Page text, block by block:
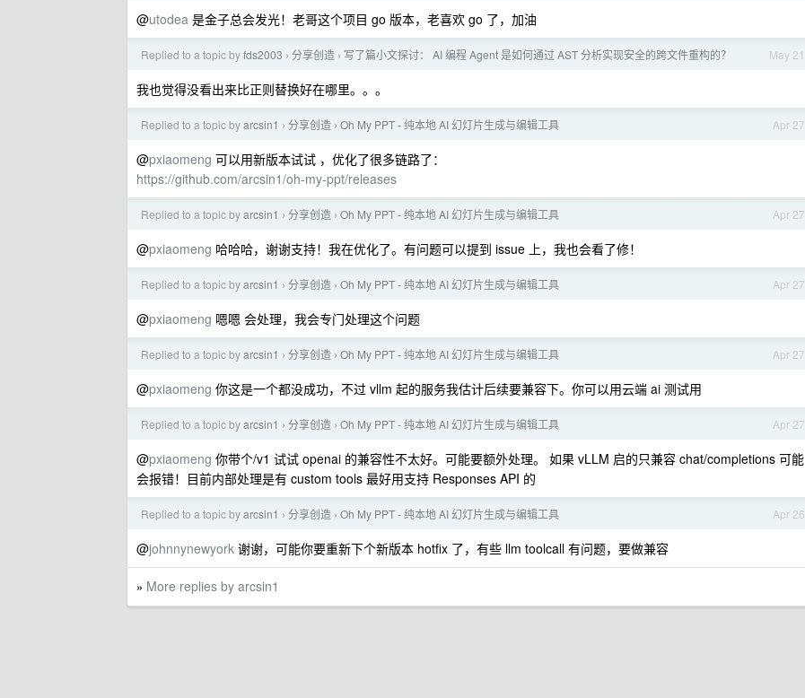
@utodea 是金子总会发光！老哥这个项目 go 版本，老喜欢 go 了，加油
May 21
Replied to a topic byfds2003 › 分享创造 › 写了篇小文探讨： AI 编程 Agent 是如何通过 AST 分析实现安全的跨文件重构的？
我也觉得没看出来比正则替换好在哪里。。。
Apr 27
Replied to a topic byarcsin1 › 分享创造 › Oh My PPT - 纯本地 AI 幻灯片生成与编辑工具
@pxiaomeng 可以用新版本试试 ，优化了很多链路了：
https://github.com/arcsin1/oh-my-ppt/releases
Apr 27
Replied to a topic byarcsin1 › 分享创造 › Oh My PPT - 纯本地 AI 幻灯片生成与编辑工具
@pxiaomeng 哈哈哈，谢谢支持！我在优化了。有问题可以提到 issue 上，我也会看了修！
Apr 27
Replied to a topic byarcsin1 › 分享创造 › Oh My PPT - 纯本地 AI 幻灯片生成与编辑工具
@pxiaomeng 嗯嗯 会处理，我会专门处理这个问题
Apr 27
Replied to a topic byarcsin1 › 分享创造 › Oh My PPT - 纯本地 AI 幻灯片生成与编辑工具
@pxiaomeng 你这是一个都没成功，不过 vllm 起的服务我估计后续要兼容下。你可以用云端 ai 测试用
Apr 27
Replied to a topic byarcsin1 › 分享创造 › Oh My PPT - 纯本地 AI 幻灯片生成与编辑工具
@pxiaomeng 你带个/v1 试试 openai 的兼容性不太好。可能要额外处理。 如果 vLLM 启的只兼容 chat/completions 可能
会报错！目前内部处理是有 custom tools 最好用支持 Responses API 的
Apr 26
Replied to a topic byarcsin1 › 分享创造 › Oh My PPT - 纯本地 AI 幻灯片生成与编辑工具
@johnnynewyork 谢谢，可能你要重新下个新版本 hotfix 了，有些 llm toolcall 有问题，要做兼容
» More replies by arcsin1